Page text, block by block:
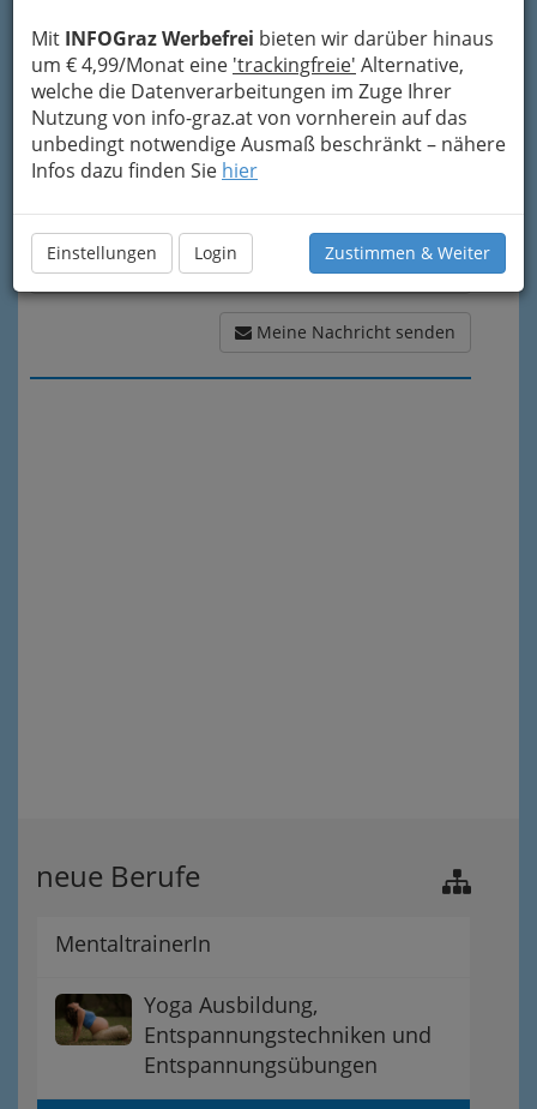
Mit INFOGraz Werbefrei bieten wir darüber hinaus
um € 4,99/Monat eine 'trackingfreie' Alternative,
welche die Datenverarbeitungen im Zuge Ihrer
Nutzung von info-graz.at von vornherein auf das
unbedingt notwendige Ausmaß beschränkt – nähere
Infos dazu finden Sie hier
Einstellungen Login Zustimmen & Weiter
Meine Nachricht
Meine Nachricht senden
neue Berufe
MentaltrainerIn
Yoga Ausbildung,
Entspannungstechniken und
Entspannungsübungen